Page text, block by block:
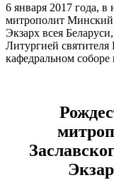
6 января 2017 года, в
митрополит
Экзарх всея
Литургией
кафедральном